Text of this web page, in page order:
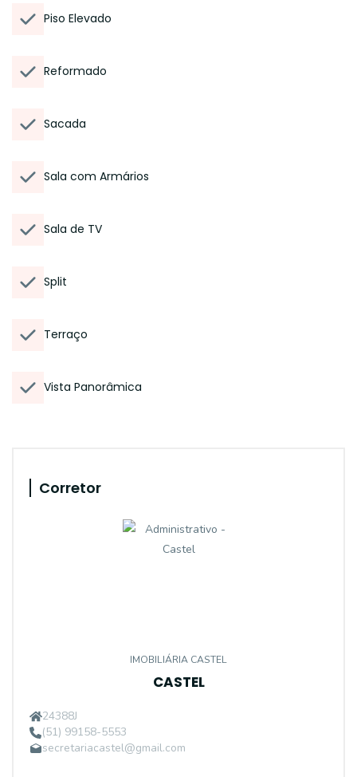
Piso Elevado
Reformado
Sacada
Sala com Armários
Sala de TV
Split
Terraço
Vista Panorâmica
Corretor
IMOBILIÁRIA CASTEL
CASTEL
24388J
(51) 99158-5553
secretariacastel@gmail.com